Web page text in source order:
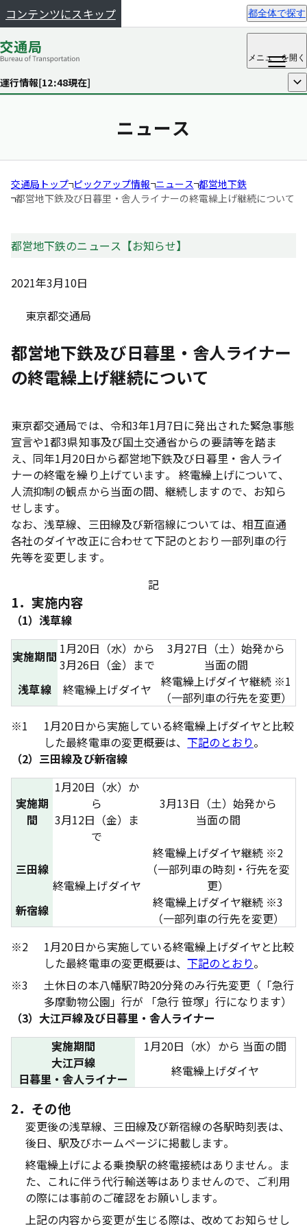
コンテンツにスキップ 都全体で探す
メニューを開く
運行情報[12:48現在] 開く
ニュース
交通局トップ ピックアップ情報 ニュース 都営地下鉄
都営地下鉄及び日暮里・舎人ライナーの終電繰上げ継続について
都営地下鉄のニュース【お知らせ】
2021年3月10日
東京都交通局
都営地下鉄及び日暮里・舎人ライナー
の終電繰上げ継続について
東京都交通局では、令和3年1月7日に発出された緊急事態
宣言や1都3県知事及び国土交通省からの要請等を踏ま
え、同年1月20日から都営地下鉄及び日暮里・舎人ライ
ナーの終電を繰り上げています。 終電繰上げについて、
人流抑制の観点から当面の間、継続しますので、お知ら
せします。
なお、浅草線、三田線及び新宿線については、相互直通
各社のダイヤ改正に合わせて下記のとおり一部列車の行
先等を変更します。
記
1．実施内容
（1）浅草線
実施期間 1月20日（水）から
3月26日（金）まで
3月27日（土）始発から
当面の間
浅草線
終電繰上げダイヤ
終電繰上げダイヤ継続 ※1
（一部列車の行先を変更）
※1
1月20日から実施している終電繰上げダイヤと比較
した最終電車の変更概要は、下記のとおり。
（2）三田線及び新宿線
実施期
間
1月20日（水）か
ら
3月12日（金）ま
で
3月13日（土）始発から
当面の間
三田線
終電繰上げダイヤ
終電繰上げダイヤ継続 ※2
（一部列車の時刻・行先を変
更）
新宿線
終電繰上げダイヤ継続 ※3
（一部列車の行先を変更）
※2
1月20日から実施している終電繰上げダイヤと比較
した最終電車の変更概要は、下記のとおり。
※3
土休日の本八幡駅7時20分発のみ行先変更（「急行
多摩動物公園」行が 「急行 笹塚」行になります）
（3）大江戸線及び日暮里・舎人ライナー
実施期間
1月20日（水）から 当面の間
大江戸線
終電繰上げダイヤ
日暮里・舎人ライナー
2．その他
変更後の浅草線、三田線及び新宿線の各駅時刻表は、
後日、駅及びホームページに掲載します。
終電繰上げによる乗換駅の終電接続はありません。ま
た、これに伴う代行輸送等はありませんので、ご利用
の際には事前のご確認をお願いします。
上記の内容から変更が生じる際は、改めてお知らせし